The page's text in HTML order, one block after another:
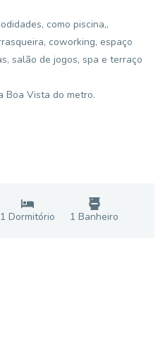
como piscina,,
coworking, espaço
salão de jogos, spa e terraço
Boa Vista do metro.
1 Dormitório 1 Banheiro